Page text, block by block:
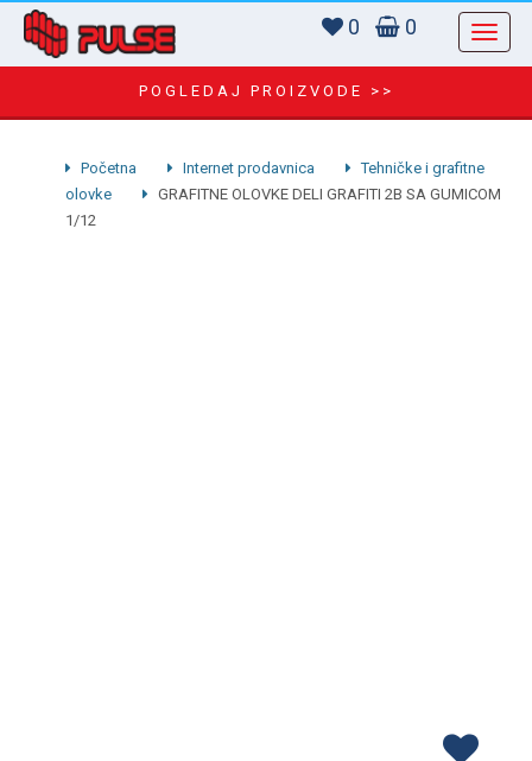
0 0
POGLEDAJ PROIZVODE >>
Početna Internet prodavnica
Tehničke i grafitne
olovke
GRAFITNE OLOVKE DELI GRAFITI 2B SA GUMICOM
1/12